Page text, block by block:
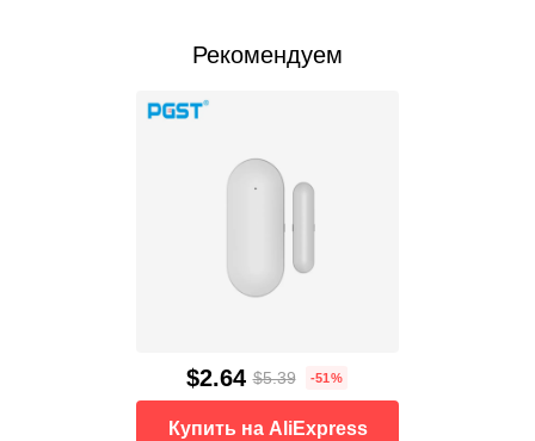
Рекомендуем
$2.64 $5.39 -51%
Купить на AliExpress